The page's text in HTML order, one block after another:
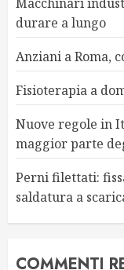
durare a lungo
Anziani a Roma,
Fisioterapia a
Nuove regole in
maggior parte
Perni filettati:
saldatura a
COMMENTI